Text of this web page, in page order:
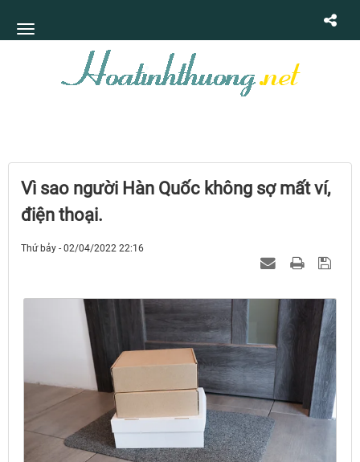
Vì sao người Hàn Quốc không sợ mất ví,
điện thoại.
Thứ bảy - 02/04/2022 22:16